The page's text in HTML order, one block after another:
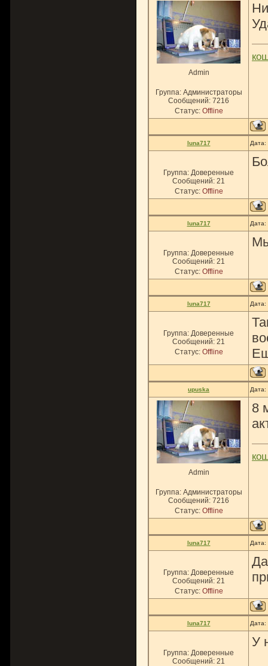
Admin
Группа: Администраторы
Сообщений: 7216
Статус: Offline
luna717 Дата:
Группа: Доверенные
Сообщений: 21
Статус: Offline
luna717 Дата:
Группа: Доверенные
Сообщений: 21
Статус: Offline
luna717
Группа: Доверенные
Сообщений: 21
Статус: Offline
upuska Дата:
Admin
Группа: Администраторы
Сообщений: 7216
Статус: Offline
8
luna717
Группа: Доверенные
Сообщений: 21
Статус: Offline
luna717 Дата:
Группа: Доверенные
Сообщений: 21
У